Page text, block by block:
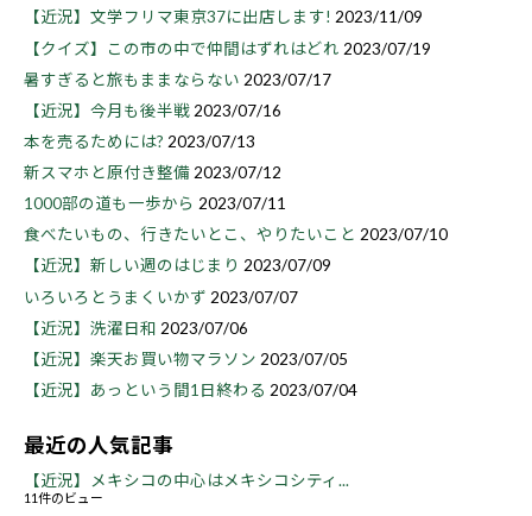
【近況】文学フリマ東京37に出店します! 2023/11/09
【クイズ】この市の中で仲間はずれはどれ 2023/07/19
暑すぎると旅もままならない 2023/07/17
【近況】今月も後半戦 2023/07/16
本を売るためには? 2023/07/13
新スマホと原付き整備 2023/07/12
1000部の道も一歩から 2023/07/11
食べたいもの、行きたいとこ、やりたいこと 2023/07/10
【近況】新しい週のはじまり 2023/07/09
いろいろとうまくいかず 2023/07/07
【近況】洗濯日和 2023/07/06
【近況】楽天お買い物マラソン 2023/07/05
【近況】あっという間1日終わる 2023/07/04
最近の人気記事
【近況】メキシコの中心はメキシコシティ...
11件のビュー